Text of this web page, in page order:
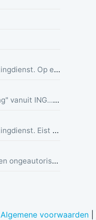
Doet zich voor als belastingdienst. Op een zondag! Lekker dom
"ongeautoriseerde poging" vanuit ING...Ik heb helemaal geen rekening bij ING :)
Doet zich voor als belastingdienst. Eist betaling en stuurt link in bericht met dreiging van beslaglegging.
sms met melding: Er is een ongeautoriseerde poging vastgesteld vanuit Duitsland was u dit niet? Bel de alarmlijn op 0113336916
Algemene voorwaarden|